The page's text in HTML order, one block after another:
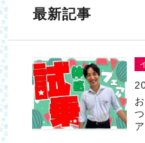
最新記事